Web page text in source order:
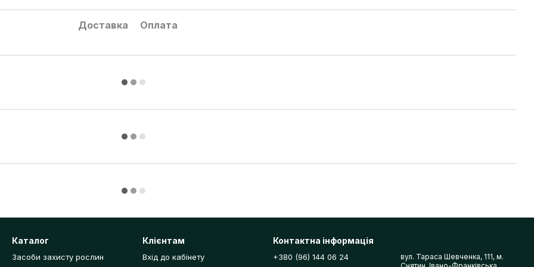
Доставка Оплата
Каталог
Засоби захисту рослин
Клієнтам
Вхід до кабінету
Контактна інформація
+380 (96) 144 06 24
вул. Тараса Шевченка, 111, м.